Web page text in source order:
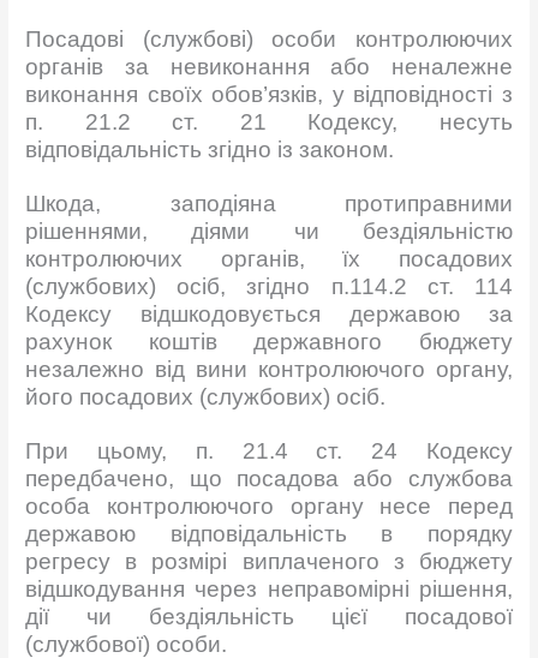
Посадові (службові) особи контролюючих
органів за невиконання або неналежне
виконання своїх обов’язків, у відповідності з
п. 21.2 ст. 21 Кодексу, несуть
відповідальність згідно із законом.
Шкода, заподіяна протиправними
рішеннями, діями чи бездіяльністю
контролюючих органів, їх посадових
(службових) осіб, згідно п.114.2 ст. 114
Кодексу відшкодовується державою за
рахунок коштів державного бюджету
незалежно від вини контролюючого органу,
його посадових (службових) осіб.
При цьому, п. 21.4 ст. 24 Кодексу
передбачено, що посадова або службова
особа контролюючого органу несе перед
державою відповідальність в порядку
регресу в розмірі виплаченого з бюджету
відшкодування через неправомірні рішення,
дії чи бездіяльність цієї посадової
(службової) особи.